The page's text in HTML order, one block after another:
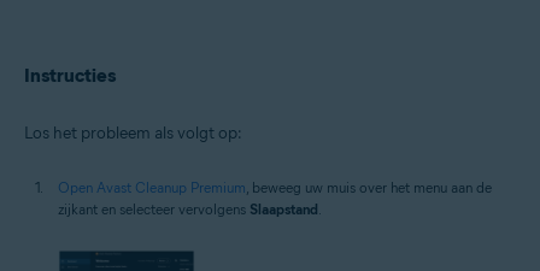
Instructies
Los het probleem als volgt op:
Open Avast Cleanup Premium, beweeg uw muis over het menu aan de
zijkant en selecteer vervolgens Slaapstand.